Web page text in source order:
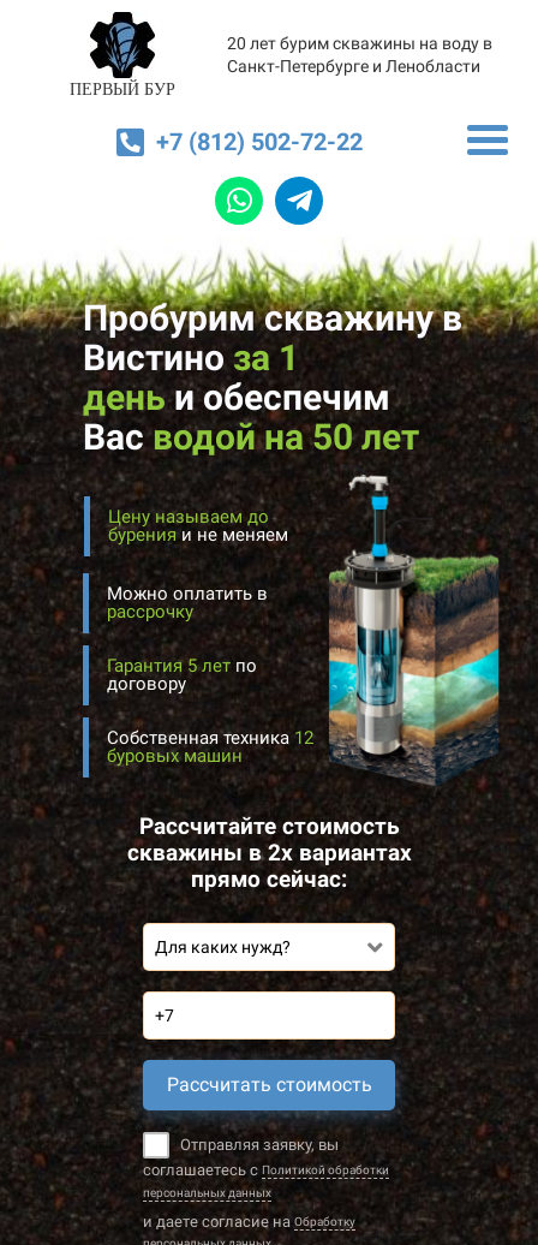
ПЕРВЫЙ БУР
20 лет бурим скважины на воду в
Санкт-Петербурге и Ленобласти
+7 (812) 502-72-22
Пробурим скважину в
Вистино за 1
деньиобеспечим
Васводой на 50 лет
Цену называем до
буренияи не меняем
Собственная техника 12
буровых машин
Можно оплатить в
рассрочку
Рассчитайте стоимость
скважины в 2х вариантах
прямо сейчас:
Для каких нужд?
Рассчитать стоимость
Отправляя заявку, вы
соглашаетесь с Политикой обработки
персональных данных
и даете согласие на Обработку
Гарантия 5 лет по
договору